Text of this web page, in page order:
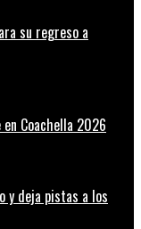
su regreso a
Coachella 2026
y deja pistas a los